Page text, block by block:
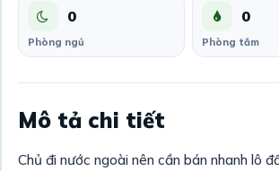
0
Phòng ngủ
0
Phòng tắm
Mô tả chi tiết
Chủ đi nước ngoài nên cần bán nhanh lô